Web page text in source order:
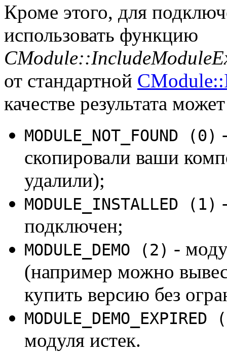
Кроме этого, для
использовать функцию
от стандартной
качестве результата
MODULE_NOT_FOUND (0)
скопировали ваши
удалили);
MODULE_INSTALLED (1)
подключен;
MODULE_DEMO (2) -
(например можно
купить версию без
MODULE_DEMO_EXPIRED
модуля истек.